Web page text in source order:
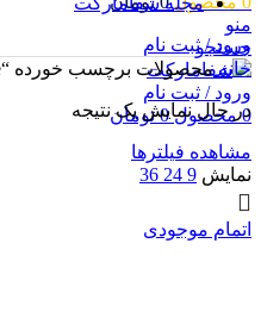
منو
جستجو
ورود / ثبت نام
0 محصول 0 تومان
ورود / ثبت نام
خانهمحصولات برچسب خورده “LuxaCore”
در حال نمایش یک نتیجه
مشاهده فیلترها
نمایش 9
24
36
اتمام موجودی